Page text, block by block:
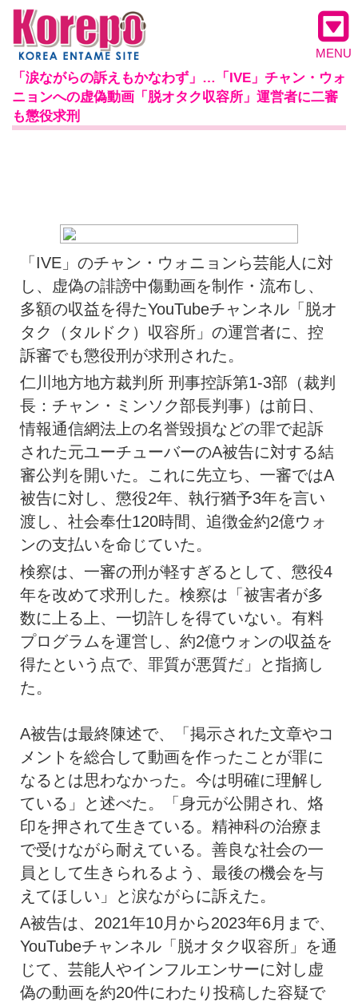
MENU
「涙ながらの訴えもかなわず」…「IVE」チャン・ウォ
ニョンへの虚偽動画「脱オタク収容所」運営者に二審
も懲役求刑
「IVE」のチャン・ウォニョンら芸能人に対
し、虚偽の誹謗中傷動画を制作・流布し、
多額の収益を得たYouTubeチャンネル「脱オ
タク（タルドク）収容所」の運営者に、控
訴審でも懲役刑が求刑された。
仁川地方地方裁判所 刑事控訴第1-3部（裁判
長：チャン・ミンソク部長判事）は前日、
情報通信網法上の名誉毀損などの罪で起訴
された元ユーチューバーのA被告に対する結
審公判を開いた。これに先立ち、一審ではA
被告に対し、懲役2年、執行猶予3年を言い
渡し、社会奉仕120時間、追徴金約2億ウォ
ンの支払いを命じていた。
検察は、一審の刑が軽すぎるとして、懲役4
年を改めて求刑した。検察は「被害者が多
数に上る上、一切許しを得ていない。有料
プログラムを運営し、約2億ウォンの収益を
得たという点で、罪質が悪質だ」と指摘し
た。
A被告は最終陳述で、「掲示された文章やコ
メントを総合して動画を作ったことが罪に
なるとは思わなかった。今は明確に理解し
ている」と述べた。「身元が公開され、烙
印を押されて生きている。精神科の治療ま
で受けながら耐えている。善良な社会の一
員として生きられるよう、最後の機会を与
えてほしい」と涙ながらに訴えた。
A被告は、2021年10月から2023年6月まで、
YouTubeチャンネル「脱オタク収容所」を通
じて、芸能人やインフルエンサーに対し虚
偽の動画を約20件にわたり投稿した容疑で